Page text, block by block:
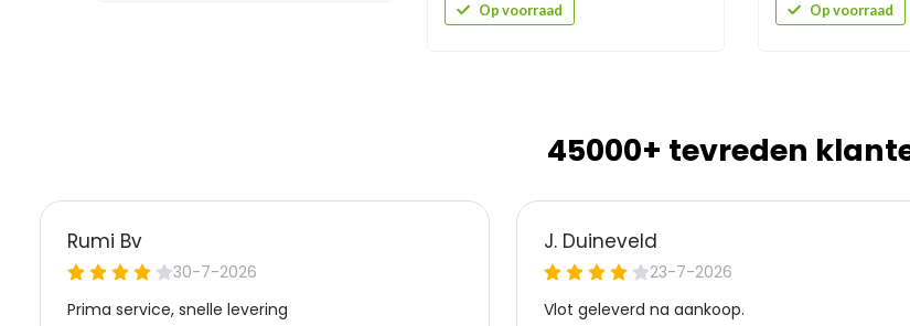
Op voorraad Op voorraad
45000+ tevreden